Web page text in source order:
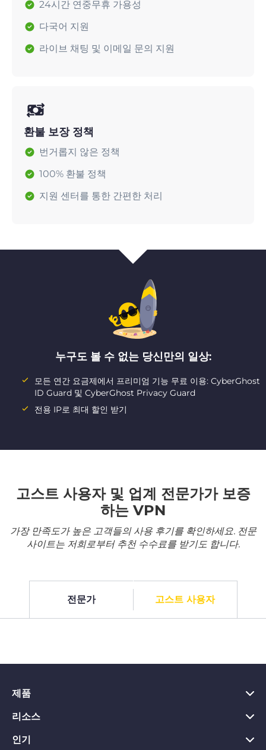
24시간 연중무휴 가용성
다국어 지원
라이브 채팅 및 이메일 문의 지원
환불 보장 정책
번거롭지 않은 정책
100% 환불 정책
지원 센터를 통한 간편한 처리
누구도 볼 수 없는 당신만의 일상:
모든 연간 요금제에서 프리미엄 기능 무료 이용: CyberGhost
ID Guard 및 CyberGhost Privacy Guard
전용 IP로 최대 할인 받기
고스트 사용자 및 업계 전문가가 보증
하는 VPN
가장 만족도가 높은 고객들의 사용 후기를 확인하세요. 전문
사이트는 저희로부터 추천 수수료를 받기도 합니다.
전문가 고스트 사용자
제품
PC용 VPN
Chrome용 VPN
리소스
VPN이란?
인기